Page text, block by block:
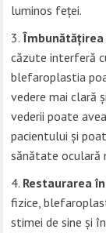
luminos feței.
căzute interferă
blefaroplastia
vedere mai clară
vederii poate
pacientului și
sănătate oculară
Restaurarea
fizice,
stimei de sine și